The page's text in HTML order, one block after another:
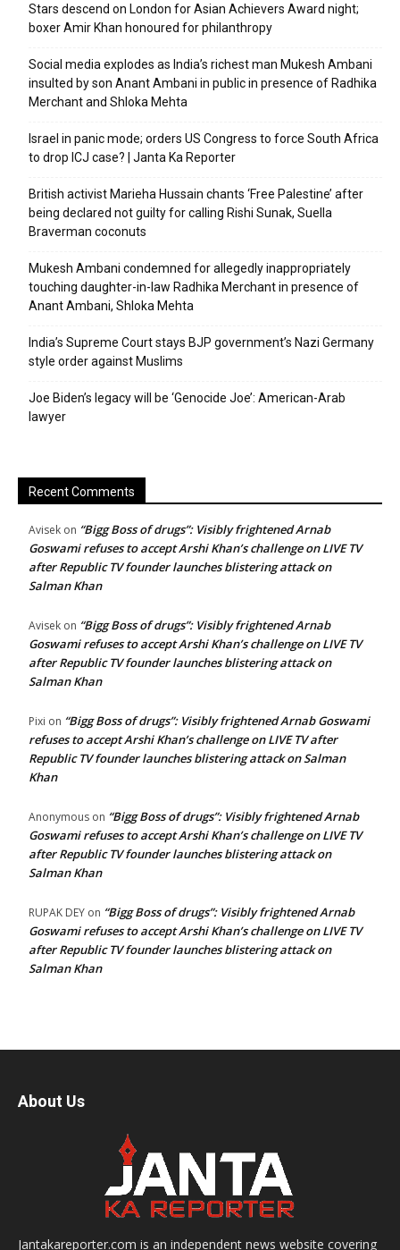
Stars descend on London for Asian Achievers Award night;
boxer Amir Khan honoured for philanthropy
Social media explodes as India’s richest man Mukesh Ambani
insulted by son Anant Ambani in public in presence of Radhika
Merchant and Shloka Mehta
Israel in panic mode; orders US Congress to force South Africa
to drop ICJ case? | Janta Ka Reporter
British activist Marieha Hussain chants ‘Free Palestine’ after
being declared not guilty for calling Rishi Sunak, Suella
Braverman coconuts
Mukesh Ambani condemned for allegedly inappropriately
touching daughter-in-law Radhika Merchant in presence of
Anant Ambani, Shloka Mehta
India’s Supreme Court stays BJP government’s Nazi Germany
style order against Muslims
Joe Biden’s legacy will be ‘Genocide Joe’: American-Arab
lawyer
Recent Comments
Avisek on “Bigg Boss of drugs”: Visibly frightened Arnab
Goswami refuses to accept Arshi Khan’s challenge on LIVE TV
after Republic TV founder launches blistering attack on
Salman Khan
Avisek on “Bigg Boss of drugs”: Visibly frightened Arnab
Goswami refuses to accept Arshi Khan’s challenge on LIVE TV
after Republic TV founder launches blistering attack on
Salman Khan
Pixi on “Bigg Boss of drugs”: Visibly frightened Arnab Goswami
refuses to accept Arshi Khan’s challenge on LIVE TV after
Republic TV founder launches blistering attack on Salman
Khan
Anonymous on “Bigg Boss of drugs”: Visibly frightened Arnab
Goswami refuses to accept Arshi Khan’s challenge on LIVE TV
after Republic TV founder launches blistering attack on
Salman Khan
RUPAK DEY on “Bigg Boss of drugs”: Visibly frightened Arnab
Goswami refuses to accept Arshi Khan’s challenge on LIVE TV
after Republic TV founder launches blistering attack on
Salman Khan
About Us
Jantakareporter.com is an independent news website covering